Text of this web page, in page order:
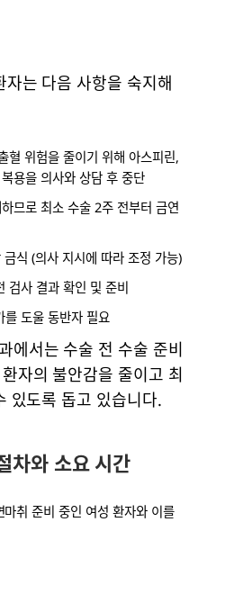
는 다음 사항을 숙지해
혈 위험을 줄이기 위해 아스피린,
용을 의사와 상담 후 중단
므로 최소 수술 2주 전부터 금연
식 (의사 지시에 따라 조정 가능)
검사 결과 확인 및 준비
를 도울 동반자 필요
에서는 수술 전 수술 준비
자의 불안감을 줄이고 최
있도록 돕고 있습니다.
차와 소요 시간